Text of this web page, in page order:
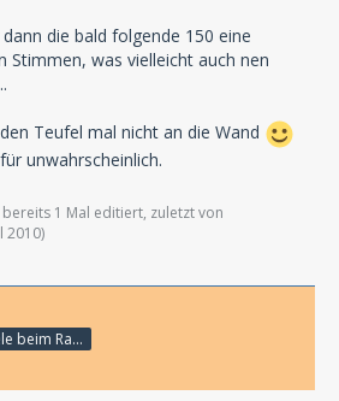
die bald folgende 150 eine
Stimmen, was vielleicht auch nen
Teufel mal nicht an die Wand
unwahrscheinlich.
1 Mal editiert, zuletzt von
2010)
hört Hörspiele beim Rasenmähen